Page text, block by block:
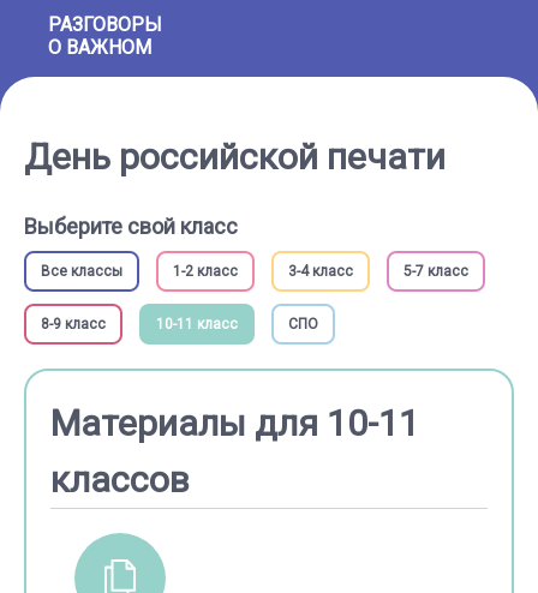
РАЗГОВОРЫ
О ВАЖНОМ
День российской печати
Выберите свой класс
Все классы 1-2 класс 3-4 класс 5-7 класс
8-9 класс 10-11 класс СПО
Материалы для 10-11
классов